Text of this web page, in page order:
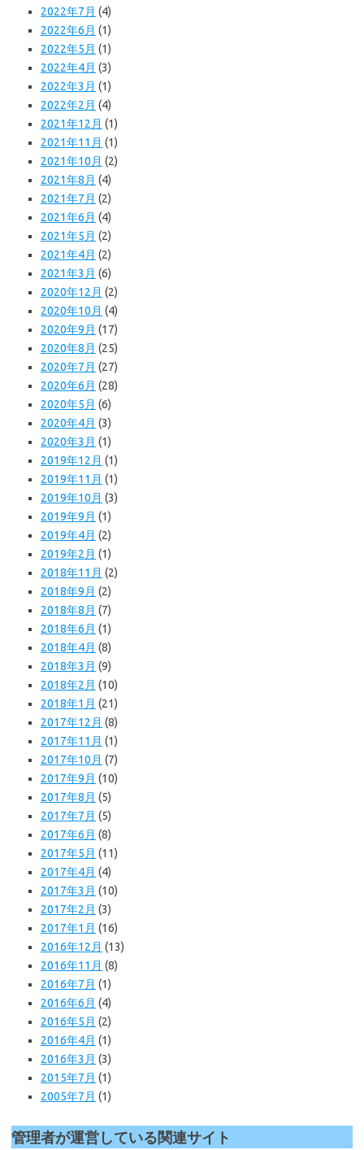
2022年7月 (4)
2022年6月 (1)
2022年5月 (1)
2022年4月 (3)
2022年3月 (1)
2022年2月 (4)
2021年12月 (1)
2021年11月 (1)
2021年10月 (2)
2021年8月 (4)
2021年7月 (2)
2021年6月 (4)
2021年5月 (2)
2021年4月 (2)
2021年3月 (6)
2020年12月 (2)
2020年10月 (4)
2020年9月 (17)
2020年8月 (25)
2020年7月 (27)
2020年6月 (28)
2020年5月 (6)
2020年4月 (3)
2020年3月 (1)
2019年12月 (1)
2019年11月 (1)
2019年10月 (3)
2019年9月 (1)
2019年4月 (2)
2019年2月 (1)
2018年11月 (2)
2018年9月 (2)
2018年8月 (7)
2018年6月 (1)
2018年4月 (8)
2018年3月 (9)
2018年2月 (10)
2018年1月 (21)
2017年12月 (8)
2017年11月 (1)
2017年10月 (7)
2017年9月 (10)
2017年8月 (5)
2017年7月 (5)
2017年6月 (8)
2017年5月 (11)
2017年4月 (4)
2017年3月 (10)
2017年2月 (3)
2017年1月 (16)
2016年12月 (13)
2016年11月 (8)
2016年7月 (1)
2016年6月 (4)
2016年5月 (2)
2016年4月 (1)
2016年3月 (3)
2015年7月 (1)
2005年7月 (1)
管理者が運営している関連サイト